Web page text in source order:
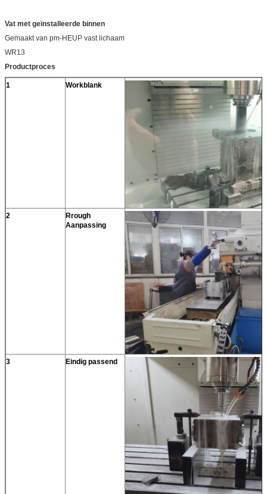
Vat met geïnstalleerde binnen
Gemaakt van pm-HEUP vast lichaam
WR13
Productproces
1 Workblank
2
Rrough
Aanpassing
3 Eindig passend